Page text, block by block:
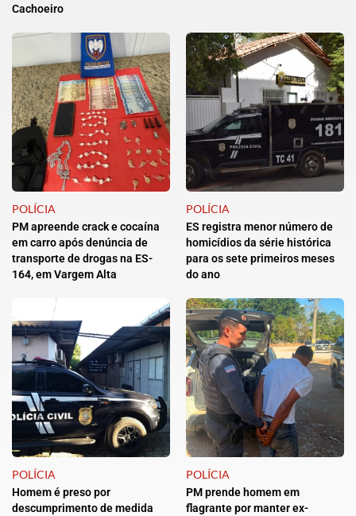
Cachoeiro
POLÍCIA
PM apreende crack e cocaína
em carro após denúncia de
transporte de drogas na ES-
164, em Vargem Alta
POLÍCIA
ES registra menor número de
homicídios da série histórica
para os sete primeiros meses
do ano
POLÍCIA
Homem é preso por
descumprimento de medida
POLÍCIA
PM prende homem em
flagrante por manter ex-